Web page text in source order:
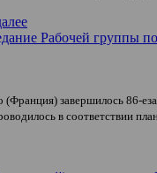
Рабочей группы
(Франция) завершилось 86-е
в соответствии